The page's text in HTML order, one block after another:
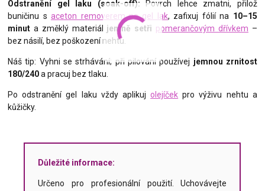
Odstranění gel laku (soak-off): Povrch lehce zmatni, přilož
buničinu saceton removerem na gel lak, zafixuj fólií na 10–15
minut a změklý materiál jemně setři pomerančovým dřívkem –
bez násilí, bez poškození nehtu.
Náš tip: Vyhni se strhávání; při pilování používej jemnou zrnitost
180/240a pracuj bez tlaku.
Po odstranění gel laku vždy aplikujolejíček pro výživu nehtu a
kůžičky.
Důležité informace:
Určeno pro profesionální použití. Uchovávejte